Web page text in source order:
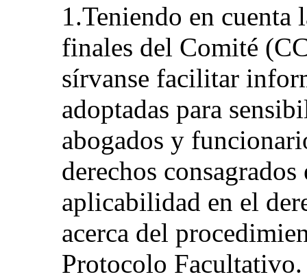
1.Teniendo en cuenta
finales del Comité
sírvanse facilitar
adoptadas para
abogados y
derechos
aplicabilidad en el
acerca del
Protocolo Facultativo.